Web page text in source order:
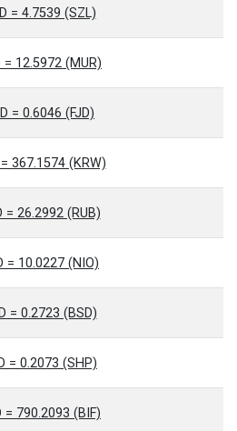
= 4.7539 (SZL)
= 12.5972 (MUR)
= 0.6046 (FJD)
367.1574 (KRW)
= 26.2992 (RUB)
= 10.0227 (NIO)
= 0.2723 (BSD)
= 0.2073 (SHP)
= 790.2093 (BIF)